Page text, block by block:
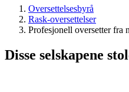
Oversettelsesbyrå
Rask-oversettelser
Profesjonell oversetter fra
Disse selskapene